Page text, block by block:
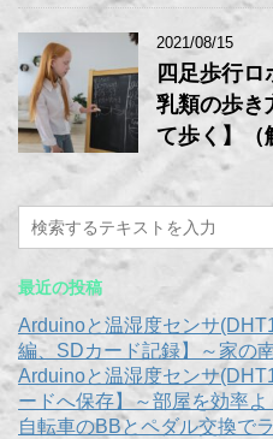
2021/08/15
四足歩行
乳類の歩き
て歩く】（
最近の投稿
Arduinoと温湿度センサ
編、SDカード記録】～家の
Arduinoと温湿度センサ
ードへ保存】～部屋を効率
自転車のBBとペダル交換で